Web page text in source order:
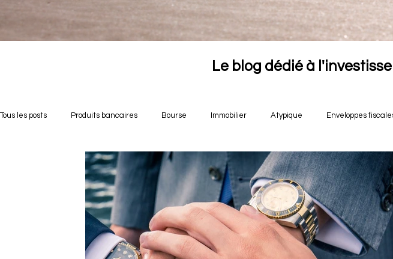
Le blog dédié à
Tous les posts Produits bancaires Bourse Immobilier Atypique Enveloppes
Opportunités crowdfunding